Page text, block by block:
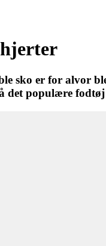
hjerter
sko er for alvor
det populære